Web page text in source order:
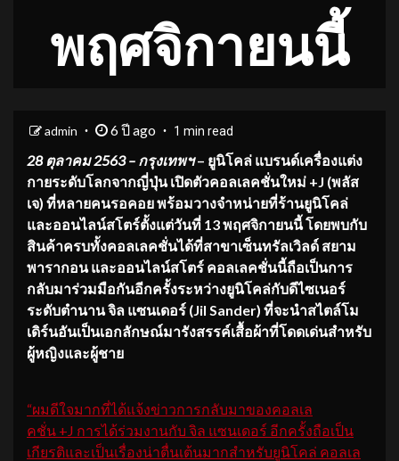
พฤศจิกายนนี้
admin 6 ปี ago 1 min read
28 ตุลาคม 2563 – กรุงเทพฯ – ยูนิโคล่ แบรนด์เครื่องแต่ง
กายระดับโลกจากญี่ปุ่น เปิดตัวคอลเลคชั่นใหม่ +J (พลัส
เจ) ที่หลายคนรอคอย พร้อมวางจำหน่ายที่ร้านยูนิโคล่
และออนไลน์สโตร์ตั้งแต่วันที่ 13 พฤศจิกายนนี้ โดยพบกับ
สินค้าครบทั้งคอลเลคชั่นได้ที่สาขาเซ็นทรัลเวิลด์ สยาม
พารากอน และออนไลน์สโตร์ คอลเลคชั่นนี้ถือเป็นการ
กลับมาร่วมมือกันอีกครั้งระหว่างยูนิโคล่กับดีไซเนอร์
ระดับตำนาน จิล แซนเดอร์ (Jil Sander) ที่จะนำสไตล์โม
เดิร์นอันเป็นเอกลักษณ์มารังสรรค์เสื้อผ้าที่โดดเด่นสำหรับ
ผู้หญิงและผู้ชาย
“ผมดีใจมากที่ได้แจ้งข่าวการกลับมาของคอลเล
คชั่น +J การได้ร่วมงานกับ จิล แซนเดอร์ อีกครั้งถือเป็น
เกียรติและเป็นเรื่องน่าตื่นเต้นมากสำหรับยูนิโคล่ คอลเล